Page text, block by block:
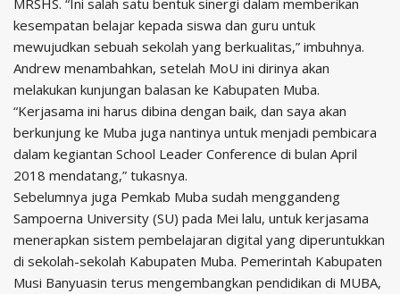
MRSHS. “Ini salah satu bentuk sinergi dalam memberikan
kesempatan belajar kepada siswa dan guru untuk
mewujudkan sebuah sekolah yang berkualitas,” imbuhnya.
Andrew menambahkan, setelah MoU ini dirinya akan
melakukan kunjungan balasan ke Kabupaten Muba.
“Kerjasama ini harus dibina dengan baik, dan saya akan
berkunjung ke Muba juga nantinya untuk menjadi pembicara
dalam kegiantan School Leader Conference di bulan April
2018 mendatang,” tukasnya.
Sebelumnya juga Pemkab Muba sudah menggandeng
Sampoerna University (SU) pada Mei lalu, untuk kerjasama
menerapkan sistem pembelajaran digital yang diperuntukkan
di sekolah-sekolah Kabupaten Muba. Pemerintah Kabupaten
Musi Banyuasin terus mengembangkan pendidikan di MUBA,